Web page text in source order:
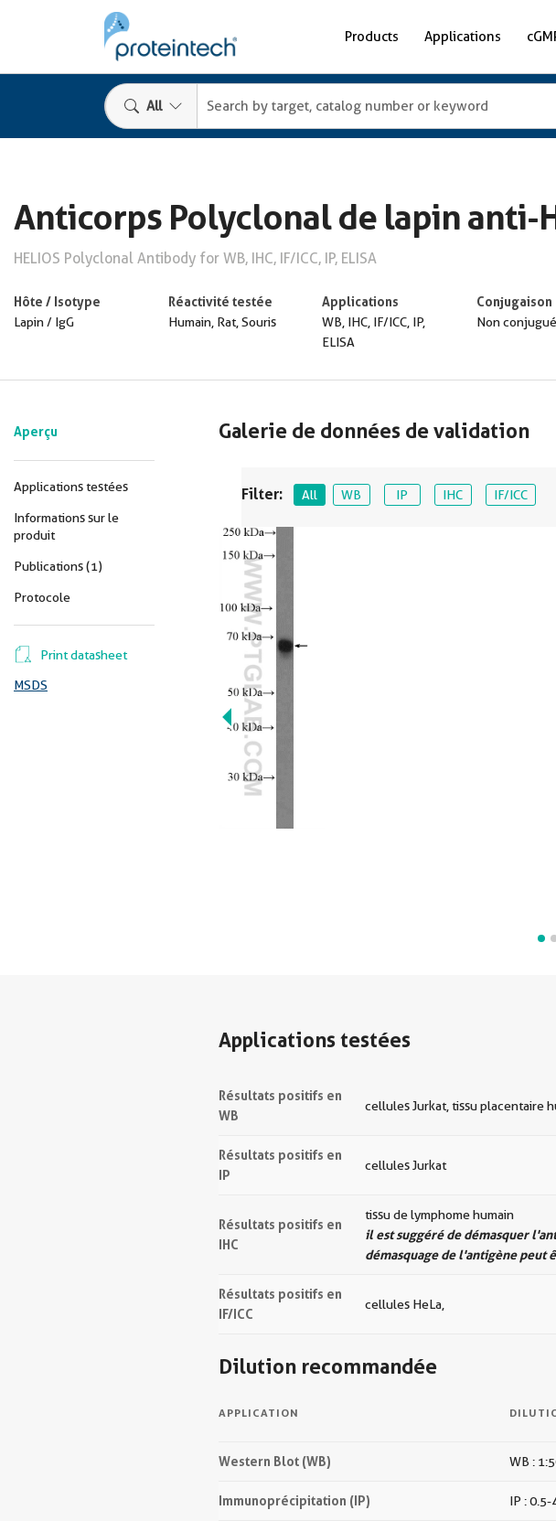
Products Applications
All
Anticorps Polyclonal de lapin anti-
HELIOS Polyclonal Antibody for WB, IHC, IF/ICC, IP, ELISA
Hôte / Isotype
Lapin / IgG
Réactivité testée
Humain, Rat, Souris
Applications
WB, IHC, IF/ICC, IP,
ELISA
Conjugaison
Non conjugué
Aperçu
Applications testées
Informations sur le
produit
Publications (1)
Protocole
Print datasheet
MSDS
Galerie de données de validation
Filter: All WB IP IHC IF/ICC
Applications testées
Résultats positifs en
WB
cellules Jurkat, tissu placentaire
Résultats positifs en
IP
cellules Jurkat
Résultats positifs en
IHC
tissu de lymphome humain
il est suggéré de démasquer
démasquage de l'antigène peut
Résultats positifs en
IF/ICC
cellules HeLa,
Dilution recommandée
APPLICATION
Western Blot (WB) WB :
Immunoprécipitation (IP) IP :